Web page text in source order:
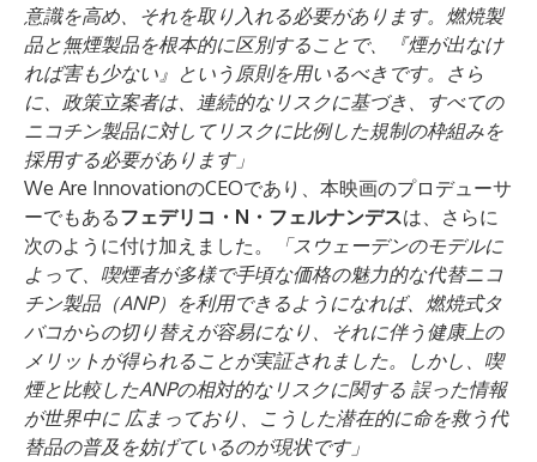
意識を高め、それを取り入れる必要があります。燃焼製
品と無煙製品を根本的に区別することで、『煙が出なけ
れば害も少ない』という原則を用いるべきです。さら
に、政策立案者は、連続的なリスクに基づき、すべての
ニコチン製品に対してリスクに比例した規制の枠組みを
採用する必要があります」
We Are InnovationのCEOであり、本映画のプロデューサ
ーでもあるフェデリコ・N・フェルナンデスは、さらに
次のように付け加えました。
「スウェーデンのモデルに
よって、喫煙者が多様で手頃な価格の魅力的な代替ニコ
チン製品（ANP）を利用できるようになれば、燃焼式タ
バコからの切り替えが容易になり、それに伴う健康上の
メリットが得られることが実証されました。しかし、喫
煙と比較したANPの相対的なリスクに関する 誤った情報
が世界中に 広まっており、こうした潜在的に命を救う代
替品の普及を妨げているのが現状です」